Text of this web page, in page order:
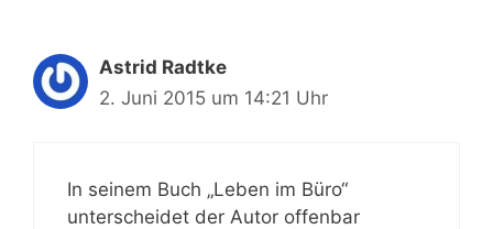
Astrid Radtke
2. Juni 2015 um 14:21 Uhr
In seinem Buch „Leben im Büro“
unterscheidet der Autor offenbar